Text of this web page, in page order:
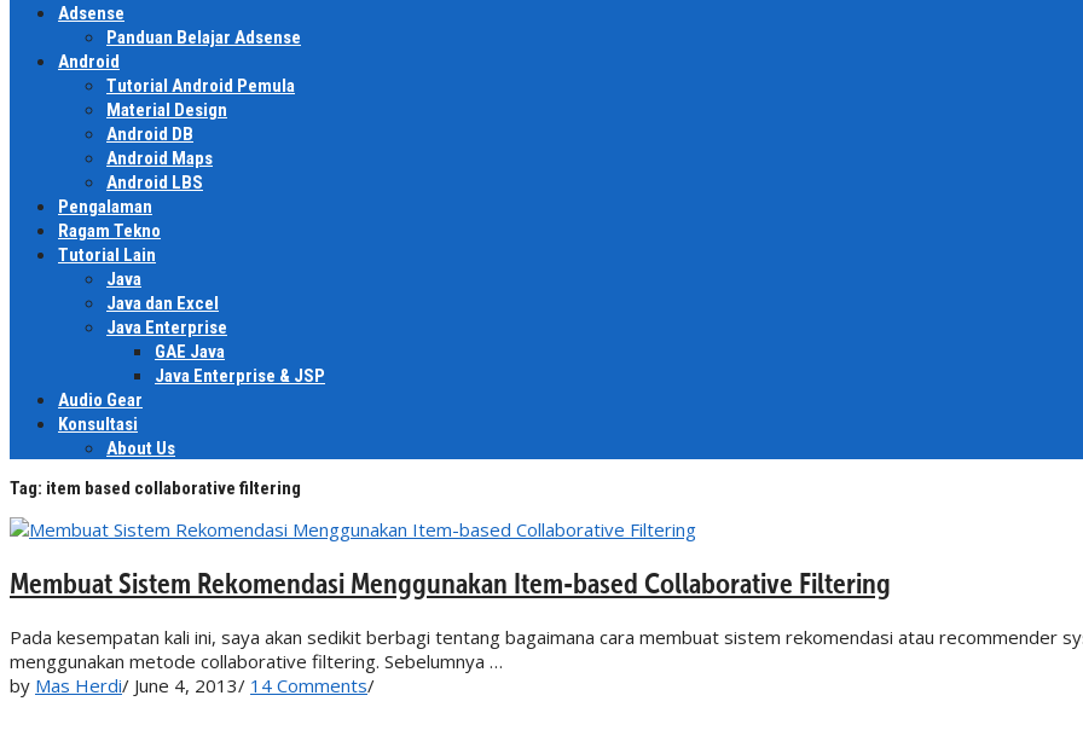
Adsense
Panduan Belajar Adsense
Android
Tutorial Android Pemula
Material Design
Android DB
Android Maps
Android LBS
Pengalaman
Ragam Tekno
Tutorial Lain
Java
Java dan Excel
Java Enterprise
GAE Java
Java Enterprise & JSP
Audio Gear
Konsultasi
About Us
Tag: item based collaborative filtering
Membuat Sistem Rekomendasi Menggunakan Item-based Collaborative Filtering
Pada kesempatan kali ini, saya akan sedikit berbagi tentang bagaimana cara membuat sistem rekomendasi atau recommender
menggunakan metode collaborative filtering. Sebelumnya …
by Mas Herdi/ June 4, 2013/ 14 Comments/